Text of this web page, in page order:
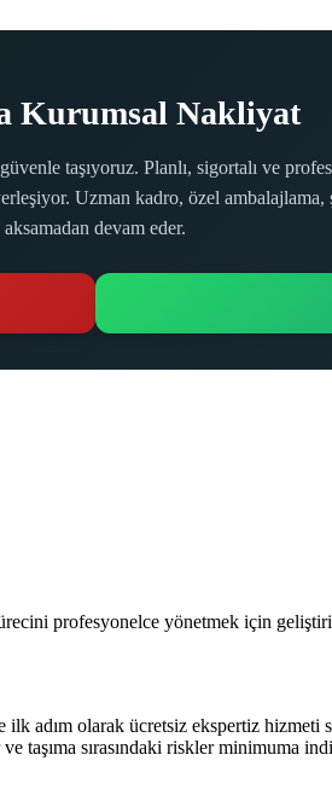
Kurumsal Nakliyat
taşıyoruz. Planlı, sigortalı ve
Uzman kadro, özel
aksamadan devam eder.
profesyonelce yönetmek için
adım olarak ücretsiz ekspertiz hizmeti
taşıma sırasındaki riskler minimuma